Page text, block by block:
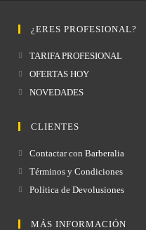
MÁS INFORMACIÓN
CLIENTES
Contactar con Barberalia
Términos y Condiciones
Política de Devolusiones
¿ERES PROFESIONAL?
TARIFA PROFESIONAL
OFERTAS HOY
NOVEDADES